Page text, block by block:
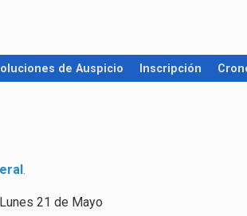
de Auspicio Inscripción
.
Lunes 21 de Mayo